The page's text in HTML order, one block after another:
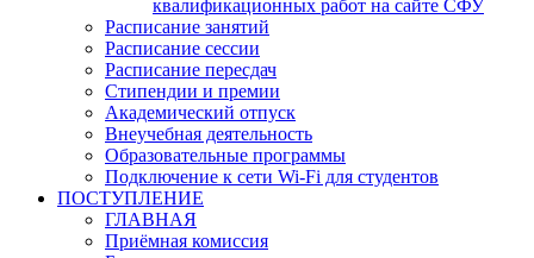
квалификационных работ на сайте СФУ
Расписание занятий
Расписание сессии
Расписание пересдач
Стипендии и премии
Академический отпуск
Внеучебная деятельность
Образовательные программы
Подключение к сети Wi-Fi для студентов
ПОСТУПЛЕНИЕ
ГЛАВНАЯ
Приёмная комиссия